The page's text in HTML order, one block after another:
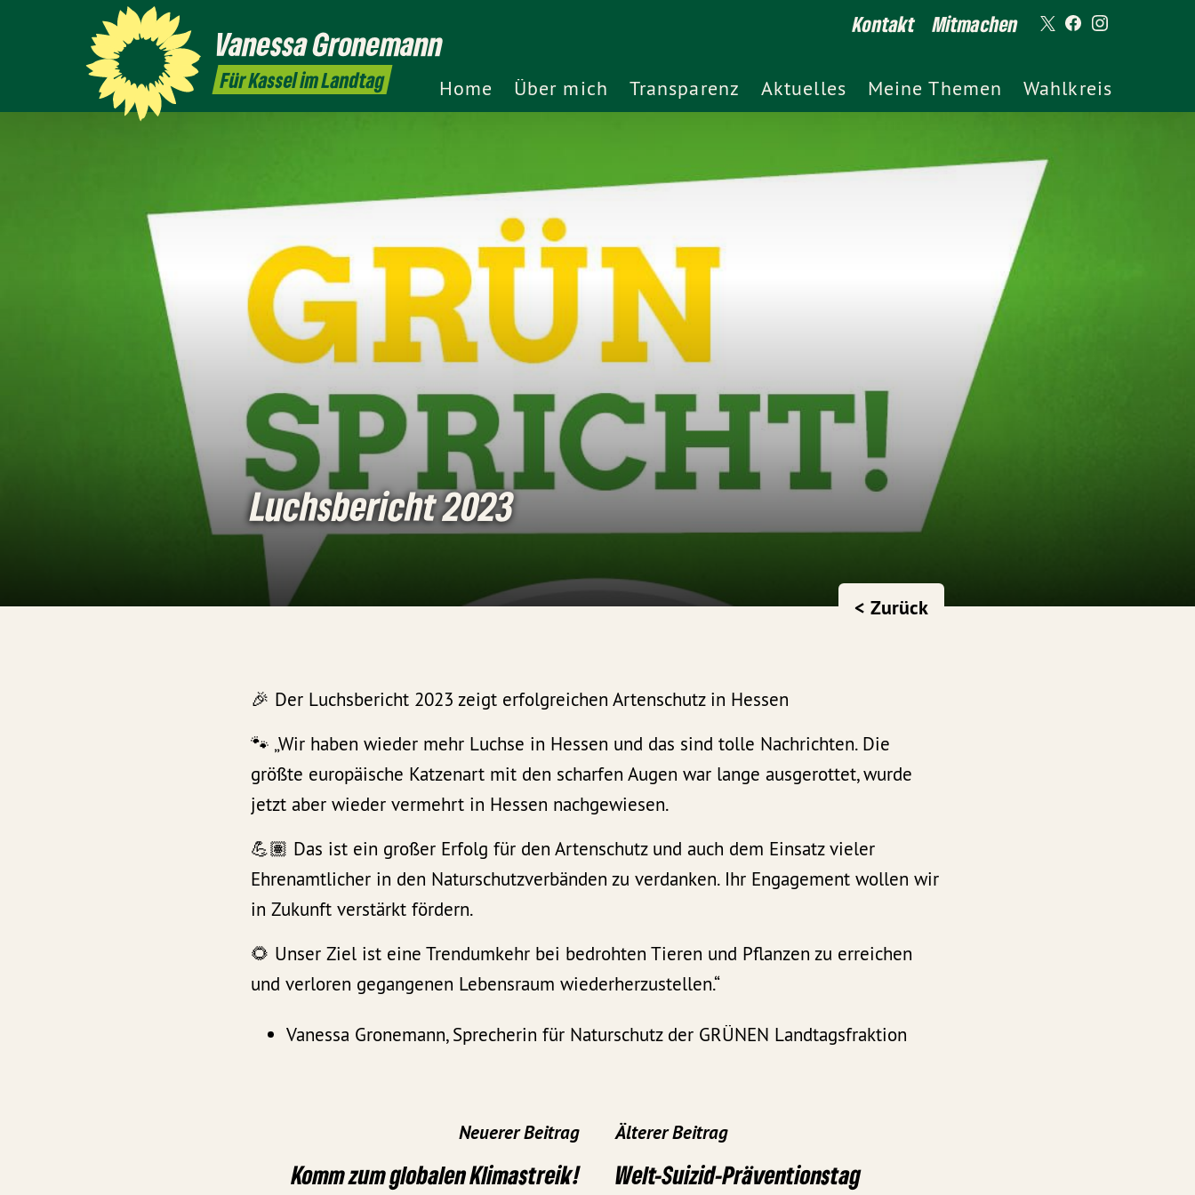
VanessaGronemann
Für Kassel im Landtag
Kontakt Mitmachen
Home Über mich Transparenz Aktuelles Meine Themen Wahlkreis
Luchsbericht 2023
< Zurück
🎉 Der Luchsbericht 2023 zeigt erfolgreichen Artenschutz in Hessen
🐾 „Wir haben wieder mehr Luchse in Hessen und das sind tolle Nachrichten. Die
größte europäische Katzenart mit den scharfen Augen war lange ausgerottet, wurde
jetzt aber wieder vermehrt in Hessen nachgewiesen.
💪🏽 Das ist ein großer Erfolg für den Artenschutz und auch dem Einsatz vieler
Ehrenamtlicher in den Naturschutzverbänden zu verdanken. Ihr Engagement wollen wir
in Zukunft verstärkt fördern.
🌻 Unser Ziel ist eine Trendumkehr bei bedrohten Tieren und Pflanzen zu erreichen
und verloren gegangenen Lebensraum wiederherzustellen.“
Vanessa Gronemann, Sprecherin für Naturschutz der GRÜNEN Landtagsfraktion
Neuerer Beitrag
Komm zum globalen Klimastreik!
Älterer Beitrag
Welt-Suizid-Präventionstag